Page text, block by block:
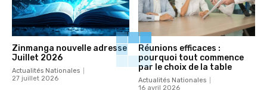
Zinmanga nouvelle adresse
Juillet 2026
Actualités Nationales
27 juillet 2026
Réunions efficaces :
pourquoi tout commence
par le choix de la table
Actualités Nationales
16 avril 2026